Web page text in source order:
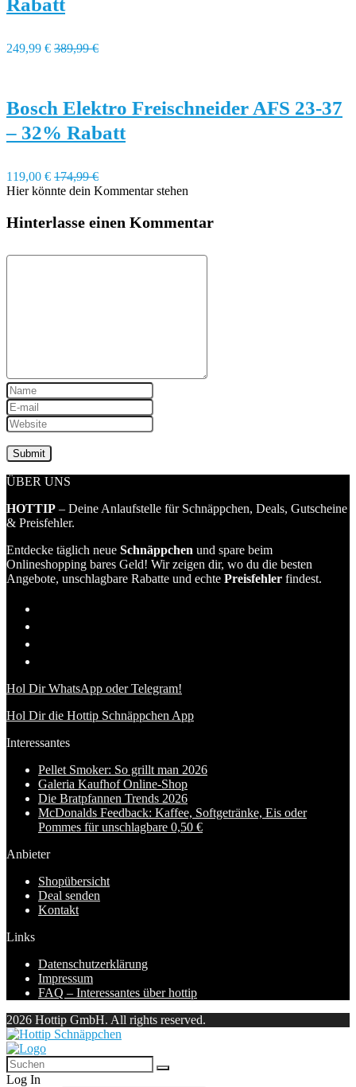
Rabatt
249,99 € 389,99 €
Bosch Elektro Freischneider AFS 23-37
– 32% Rabatt
119,00 € 174,99 €
Hier könnte dein Kommentar stehen
Hinterlasse einen Kommentar
ÜBER UNS
HOTTIP – Deine Anlaufstelle für Schnäppchen, Deals, Gutscheine
& Preisfehler.
Entdecke täglich neue Schnäppchen und spare beim
Onlineshopping bares Geld! Wir zeigen dir, wo du die besten
Angebote, unschlagbare Rabatte und echte Preisfehler findest.
Hol Dir WhatsApp oder Telegram!
Hol Dir die Hottip Schnäppchen App
Interessantes
Pellet Smoker: So grillt man 2026
Galeria Kaufhof Online-Shop
Die Bratpfannen Trends 2026
McDonalds Feedback: Kaffee, Softgetränke, Eis oder
Pommes für unschlagbare 0,50 €
Anbieter
Shopübersicht
Deal senden
Kontakt
Links
Datenschutzerklärung
Impressum
FAQ – Interessantes über hottip
2026 Hottip GmbH. All rights reserved.
Log In